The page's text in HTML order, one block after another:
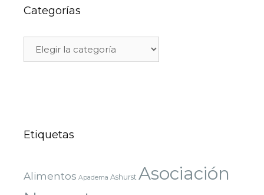
Categorías
Etiquetas
Alimentos Apadema Ashurst Asociación